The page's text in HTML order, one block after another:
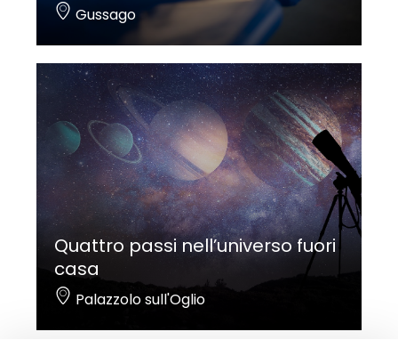
Gussago
Quattro passi nell’universo fuori
casa
Palazzolo sull'Oglio